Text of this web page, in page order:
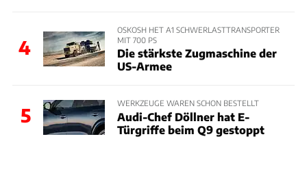
4
OSKOSH HET A1 SCHWERLASTTRANSPORTER
MIT 700 PS
Die stärkste Zugmaschine der
US-Armee
5
WERKZEUGE WAREN SCHON BESTELLT
Audi-Chef Döllner hat E-
Türgriffe beim Q9 gestoppt